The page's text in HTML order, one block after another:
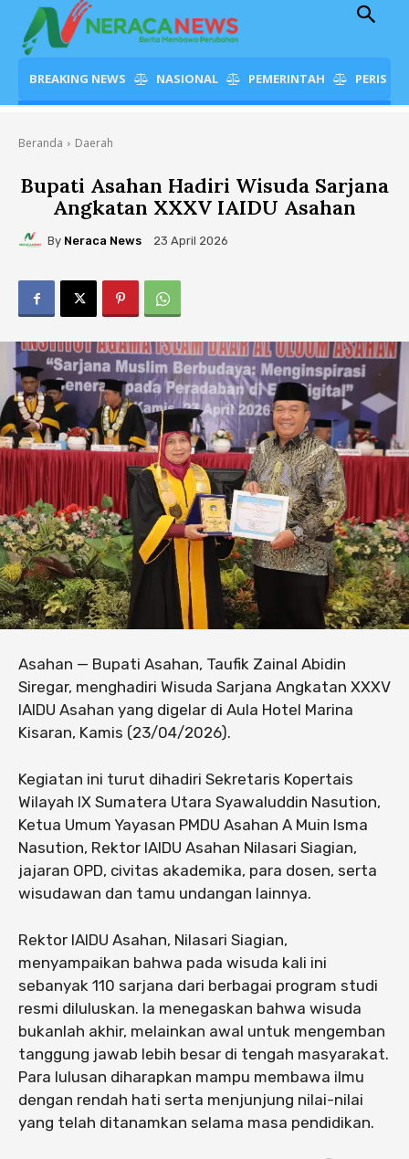
BREAKING NEWS NASIONAL PEMERINTAH
Beranda Daerah
Bupati Asahan Hadiri Wisuda Sarjana
Angkatan XXXV IAIDU Asahan
By Neraca News 23 April 2026
Asahan — Bupati Asahan, Taufik Zainal Abidin
Siregar, menghadiri Wisuda Sarjana Angkatan XXXV
IAIDU Asahan yang digelar di Aula Hotel Marina
Kisaran, Kamis (23/04/2026).
Kegiatan ini turut dihadiri Sekretaris Kopertais
Wilayah IX Sumatera Utara Syawaluddin Nasution,
Ketua Umum Yayasan PMDU Asahan A Muin Isma
Nasution, Rektor IAIDU Asahan Nilasari Siagian,
jajaran OPD, civitas akademika, para dosen, serta
wisudawan dan tamu undangan lainnya.
Rektor IAIDU Asahan, Nilasari Siagian,
menyampaikan bahwa pada wisuda kali ini
sebanyak 110 sarjana dari berbagai program studi
resmi diluluskan. Ia menegaskan bahwa wisuda
bukanlah akhir, melainkan awal untuk mengemban
tanggung jawab lebih besar di tengah masyarakat.
Para lulusan diharapkan mampu membawa ilmu
dengan rendah hati serta menjunjung nilai-nilai
yang telah ditanamkan selama masa pendidikan.